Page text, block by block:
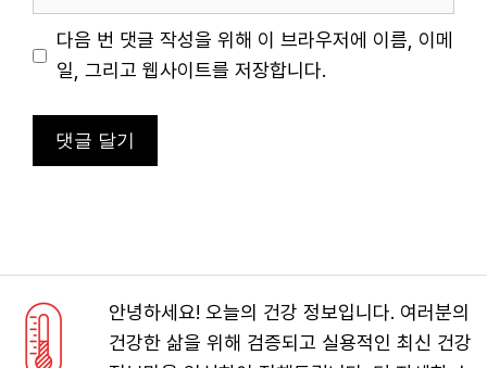
트
다음 번 댓글 작성을 위해 이 브라우저에 이름, 이메
일, 그리고 웹사이트를 저장합니다.
안녕하세요! 오늘의 건강 정보입니다. 여러분의
건강한 삶을 위해 검증되고 실용적인 최신 건강